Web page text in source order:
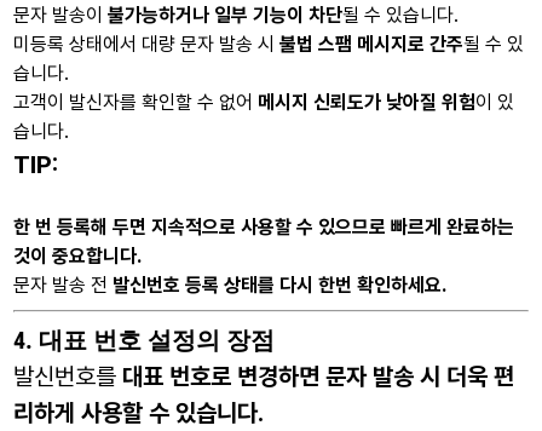
문자 발송이불가능하거나 일부 기능이 차단될 수 있습니다.
미등록 상태에서 대량 문자 발송 시불법 스팸 메시지로 간주될 수 있
습니다.
고객이 발신자를 확인할 수 없어 메시지 신뢰도가 낮아질 위험이 있
습니다.
TIP:
한 번 등록해 두면 지속적으로 사용할 수 있으므로 빠르게 완료하는
것이 중요합니다.
문자 발송 전 발신번호 등록 상태를 다시 한번 확인하세요.
4. 대표 번호 설정의 장점
발신번호를 대표 번호로 변경하면 문자 발송 시 더욱 편
리하게 사용할 수 있습니다.